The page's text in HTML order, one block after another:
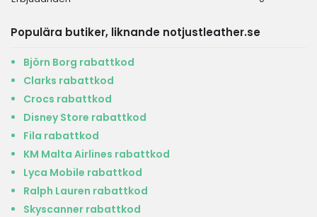
Populära butiker, liknande notjustleather.se
Björn Borg rabattkod
Clarks rabattkod
Crocs rabattkod
Disney Store rabattkod
Fila rabattkod
KM Malta Airlines rabattkod
Lyca Mobile rabattkod
Ralph Lauren rabattkod
Skyscanner rabattkod